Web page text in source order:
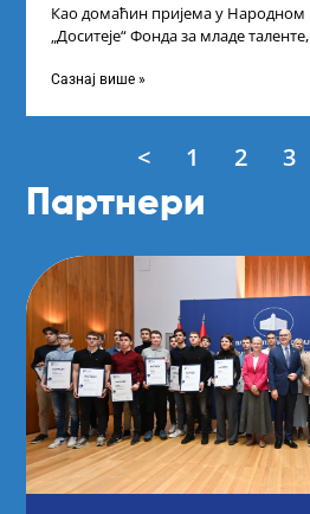
Као домаћин пријема у Народном
„Доситеје“ Фонда за младе
Сазнај више »
< 1 2 3
Партнери